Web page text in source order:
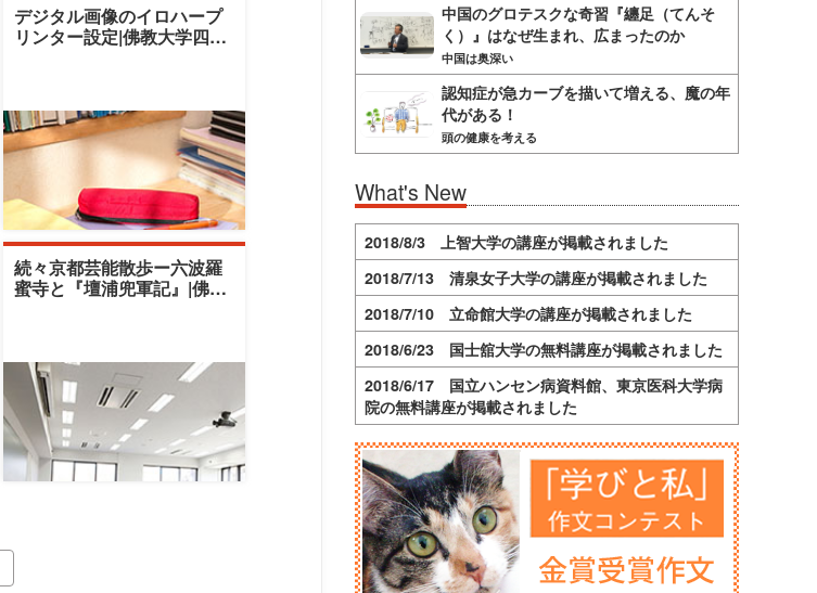
デジタル画像のイロハープ
リンター設定|佛教大学四条
続々京都芸能散歩ー六波羅
蜜寺と『壇浦兜軍記』|佛教
中国のグロテスクな奇習『纏足（てんそ
く）』はなぜ生まれ、広まったのか
中国は奥深い
認知症が急カーブを描いて増える、魔の年
代がある！
頭の健康を考える
What's New
2018/8/3 上智大学の講座が掲載されました
2018/7/13 清泉女子大学の講座が掲載されました
2018/7/10 立命館大学の講座が掲載されました
2018/6/23 国士舘大学の無料講座が掲載されました
2018/6/17 国立ハンセン病資料館、東京医科大学病
院の無料講座が掲載されました